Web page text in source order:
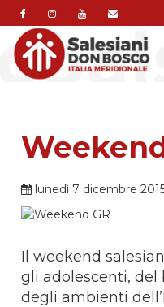
lunedì 7 dicembre
Il weekend
gli adolescenti, del
degli ambienti